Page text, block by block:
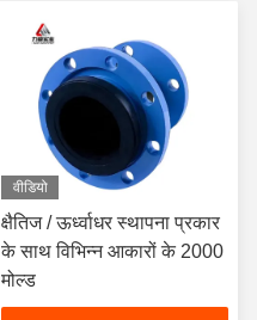
वीडियो
क्षैतिज / ऊर्ध्वाधर स्थापना प्रकार
के साथ विभिन्न आकारों के 2000
मोल्ड